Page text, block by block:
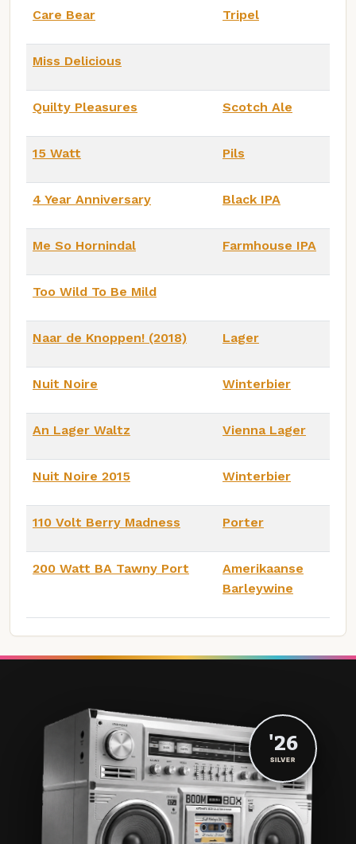
Care Bear Tripel
Miss Delicious
Quilty Pleasures Scotch Ale
15 Watt Pils
4 Year Anniversary Black IPA
Me So Hornindal Farmhouse IPA
Too Wild To Be Mild
Naar de Knoppen! (2018) Lager
Nuit Noire Winterbier
An Lager Waltz Vienna Lager
Nuit Noire 2015 Winterbier
110 Volt Berry Madness Porter
200 Watt BA Tawny Port
Amerikaanse
Barleywine
'26
SILVER